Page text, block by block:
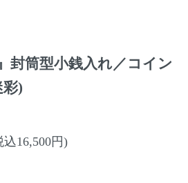
封筒型小銭入れ／コイン
)
込16,500円)